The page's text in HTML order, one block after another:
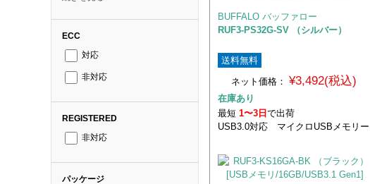
ECC
対応
非対応
REGISTERED
非対応
パッケージ
BUFFALO バッファロー
RUF3-PS32G-SV （シルバー）
送料無料
ネット価格： ¥3,492(税込)
在庫あり
最短 1〜3日 で出荷
USB3.0対応 マイクロUSBメモリー